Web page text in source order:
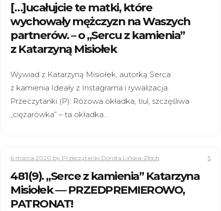
[…]ucałujcie te matki, które
wychowały mężczyzn na Waszych
partnerów. – o „Sercu z kamienia”
z Katarzyną Misiołek
Wywiad z Katarzyną Misiołek, autorką Serca
z kamienia Ideały z Instagrama i rywalizacja.
Przeczytanki (P): Różowa okładka, tiul, szczęśliwa
„ciężarówka” – ta okładka…
6 marca 2020 by Przeczytanki Dorota Lińska-Złoch 5
481(9). „Serce z kamienia” Katarzyna
Misiołek — PRZEDPREMIEROWO,
PATRONAT!